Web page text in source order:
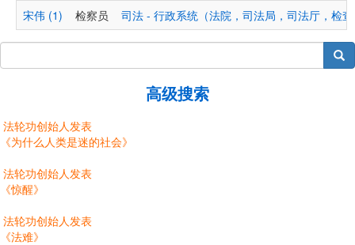
宋伟 (1)
检察员 司法 - 行政系统（法院，司法局，司法厅，检
搜索
高级搜索
法轮功创始人发表
《为什么人类是迷的社会》
法轮功创始人发表
《惊醒》
法轮功创始人发表
《法难》